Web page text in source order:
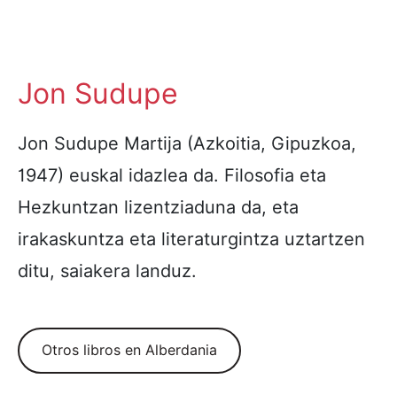
Jon Sudupe
Jon Sudupe Martija (Azkoitia, Gipuzkoa,
1947) euskal idazlea da. Filosofia eta
Hezkuntzan lizentziaduna da, eta
irakaskuntza eta literaturgintza uztartzen
ditu, saiakera landuz.
Otros libros en Alberdania